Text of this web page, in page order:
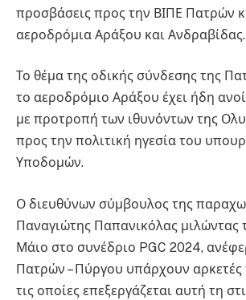
προσβάσεις προς την ΒΙΠΕ Πατρών
αεροδρόμια Αράξου και Ανδραβίδας.
Το θέμα της οδικής σύνδεσης της
το αεροδρόμιο Αράξου έχει ήδη
με προτροπή των ιθυνόντων της
προς την πολιτική ηγεσία του
Υποδομών.
Ο διευθύνων σύμβουλος της
Παναγιώτης Παπανικόλας μιλώντας
Μάιο στο συνέδριο PGC 2024,
Πατρών – Πύργου υπάρχουν αρκετές
τις οποίες επεξεργάζεται αυτή τη